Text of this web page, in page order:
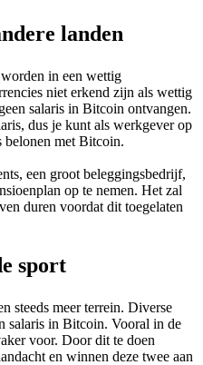
landen
in een wettig
niet erkend zijn als wettig
salaris in Bitcoin ontvangen.
dus je kunt als werkgever op
belonen met Bitcoin.
een groot beleggingsbedrijf,
op te nemen. Het zal
duren voordat dit toegelaten
sport
steeds meer terrein. Diverse
salaris in Bitcoin. Vooral in de
voor. Door dit te doen
en winnen deze twee aan